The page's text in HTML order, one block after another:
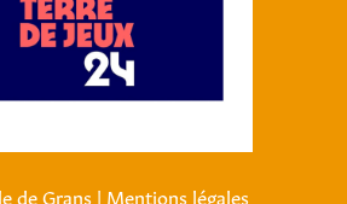
de Grans | Mentions légales